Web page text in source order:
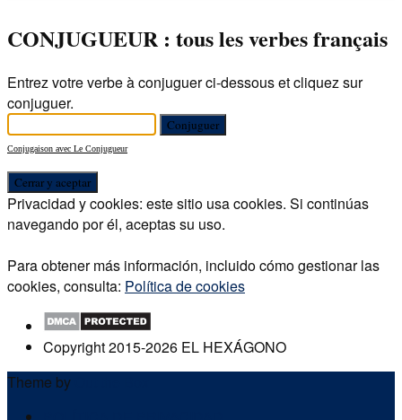
CONJUGUEUR : tous les verbes français
Entrez votre verbe à conjuguer ci-dessous et cliquez sur
conjuguer.
Conjugaison avec Le Conjugueur
Privacidad y cookies: este sitio usa cookies. Si continúas
navegando por él, aceptas su uso.
Para obtener más información, incluido cómo gestionar las
cookies, consulta: Política de cookies
Copyright 2015-2026 EL HEXÁGONO
Theme by